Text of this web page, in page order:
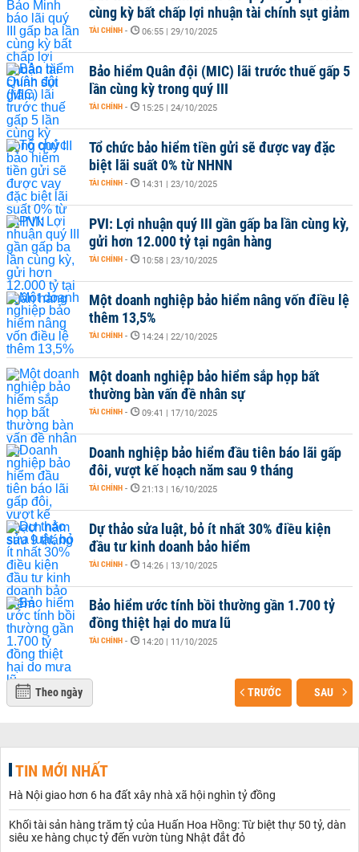
cùng kỳ bất chấp lợi nhuận tài chính sụt giảm
TÀI CHÍNH - 06:55 | 29/10/2025
Bảo hiểm Quân đội (MIC) lãi trước thuế gấp 5
lần cùng kỳ trong quý III
TÀI CHÍNH - 15:25 | 24/10/2025
Tổ chức bảo hiểm tiền gửi sẽ được vay đặc
biệt lãi suất 0% từ NHNN
TÀI CHÍNH - 14:31 | 23/10/2025
PVI: Lợi nhuận quý III gần gấp ba lần cùng kỳ,
gửi hơn 12.000 tỷ tại ngân hàng
TÀI CHÍNH - 10:58 | 23/10/2025
Một doanh nghiệp bảo hiểm nâng vốn điều lệ
thêm 13,5%
TÀI CHÍNH - 14:24 | 22/10/2025
Một doanh nghiệp bảo hiểm sắp họp bất
thường bàn vấn đề nhân sự
TÀI CHÍNH - 09:41 | 17/10/2025
Doanh nghiệp bảo hiểm đầu tiên báo lãi gấp
đôi, vượt kế hoạch năm sau 9 tháng
TÀI CHÍNH - 21:13 | 16/10/2025
Dự thảo sửa luật, bỏ ít nhất 30% điều kiện
đầu tư kinh doanh bảo hiểm
TÀI CHÍNH - 14:26 | 13/10/2025
Bảo hiểm ước tính bồi thường gần 1.700 tỷ
đồng thiệt hại do mưa lũ
TÀI CHÍNH - 14:20 | 11/10/2025
Theo ngày TRƯỚC SAU
TIN MỚI NHẤT
Hà Nội giao hơn 6 ha đất xây nhà xã hội nghìn tỷ đồng
Khối tài sản hàng trăm tỷ của Huấn Hoa Hồng: Từ biệt thự 50 tỷ, dàn
siêu xe hàng chục tỷ đến vườn tùng Nhật đắt đỏ